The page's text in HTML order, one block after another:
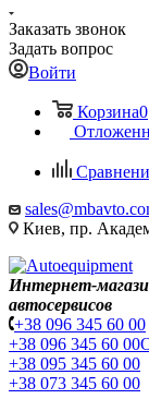
Заказать звонок
Задать вопрос
Войти
Корзина0
Киев, пр.
Интернет-
автосервисов
+38 096 345 60 00
+38 096 345 60 00
+38 095 345 60 00
+38 073 345 60 00